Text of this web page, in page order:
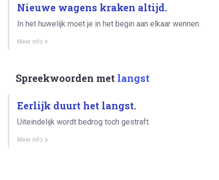
Nieuwe wagens kraken altijd.
In het huwelijk moet je in het begin aan elkaar wennen.
Meer info
Spreekwoorden met langst
Eerlijk duurt het langst.
Uiteindelijk wordt bedrog toch gestraft.
Meer info